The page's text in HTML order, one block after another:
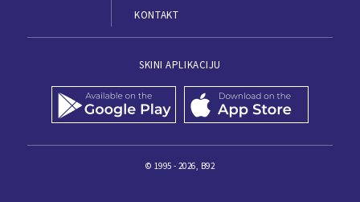
KONTAKT
SKINI APLIKACIJU
© 1995 - 2026, B92